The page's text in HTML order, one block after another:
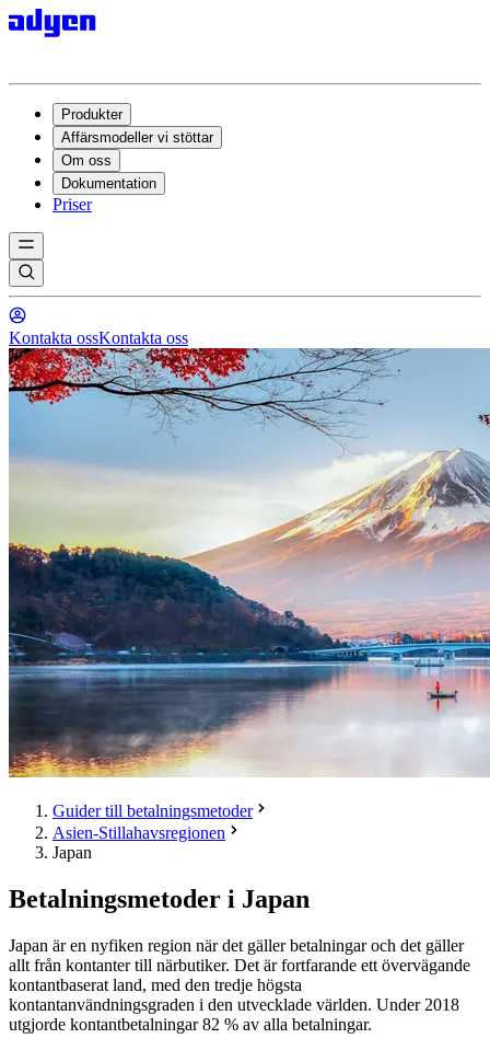
Produkter
Affärsmodeller vi stöttar
Om oss
Dokumentation
Priser
Kontakta ossKontakta oss
Guider till betalningsmetoder
Asien-Stillahavsregionen
Japan
Betalningsmetoder i Japan
Japan är en nyfiken region när det gäller betalningar och det gäller
allt från kontanter till närbutiker. Det är fortfarande ett övervägande
kontantbaserat land, med den tredje högsta
kontantanvändningsgraden i den utvecklade världen. Under 2018
utgjorde kontantbetalningar 82 % av alla betalningar.